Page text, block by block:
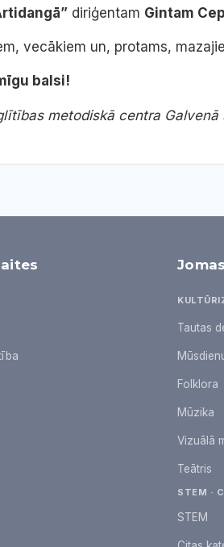
diriģentam Gintam
vecākiem un, protams,
balsi!
metodiskā centra
Jomas
Tautas
Folklora
Mūzika
Vizuālā
Teātris
STEM ·
STEM